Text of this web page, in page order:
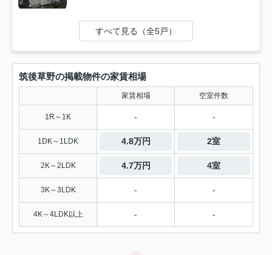
すべて見る（全5戸）
筑後草野の掲載物件の家賃相場
家賃相場 空室件数
1R～1K - -
1DK～1LDK 4.8万円 2室
2K～2LDK 4.7万円 4室
3K～3LDK - -
4K～4LDK以上 - -